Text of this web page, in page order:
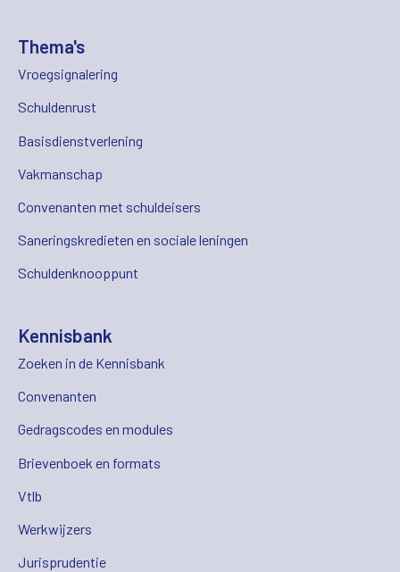
Thema's
Vroegsignalering
Schuldenrust
Basisdienstverlening
Vakmanschap
Convenanten met schuldeisers
Saneringskredieten en sociale leningen
Schuldenknooppunt
Kennisbank
Zoeken in de Kennisbank
Convenanten
Gedragscodes en modules
Brievenboek en formats
Vtlb
Werkwijzers
Jurisprudentie